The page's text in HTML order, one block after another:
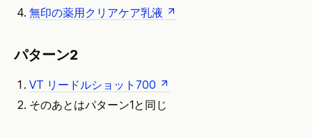
無印の薬用クリアケア乳液
パターン2
VT リードルショット700
そのあとはパターン1と同じ